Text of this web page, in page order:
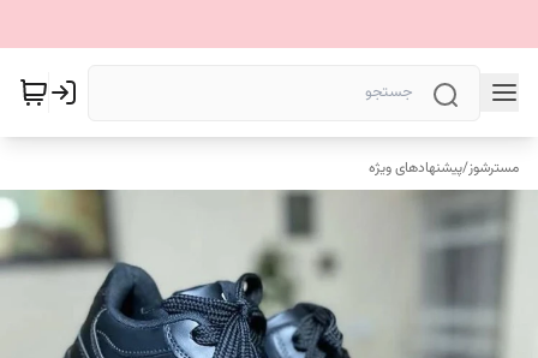
مسترشوز/پیشنهادهای ویژه